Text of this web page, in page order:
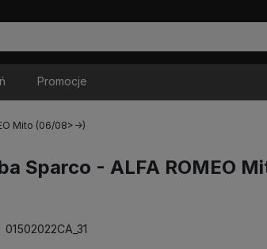
Promocje
Mito (06/08>->)
Sparco - ALFA ROMEO
01502022CA_31